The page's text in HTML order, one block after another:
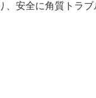
、安全に角質トラブ